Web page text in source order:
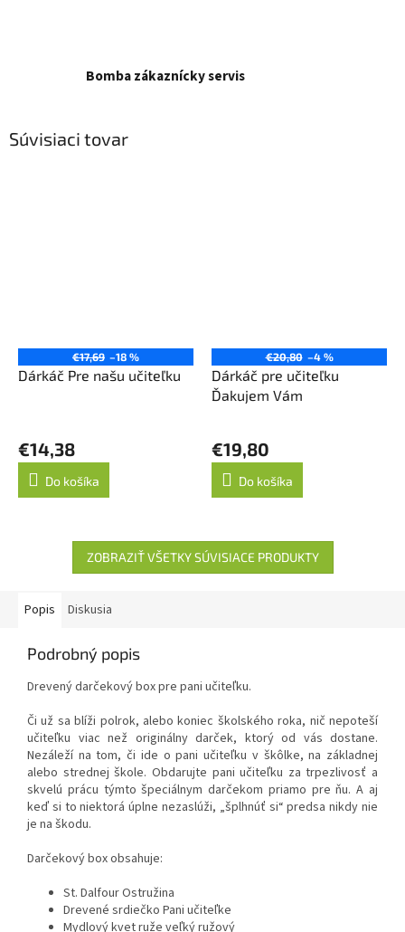
Bomba zákaznícky servis
Súvisiaci tovar
€17,69 –18 %
Dárkáč Pre našu učiteľku
€14,38
Do košíka
€20,80 –4 %
Dárkáč pre učiteľku
Ďakujem Vám
€19,80
Do košíka
ZOBRAZIŤ VŠETKY SÚVISIACE PRODUKTY
Popis Diskusia
Podrobný popis
Drevený darčekový box pre pani učiteľku.
Či už sa blíži polrok, alebo koniec školského roka, nič nepoteší
učiteľku viac než originálny darček, ktorý od vás dostane.
Nezáleží na tom, či ide o pani učiteľku v škôlke, na základnej
alebo strednej škole. Obdarujte pani učiteľku za trpezlivosť a
skvelú prácu týmto špeciálnym darčekom priamo pre ňu. A aj
keď si to niektorá úplne nezaslúži, „šplhnúť si“ predsa nikdy nie
je na škodu.
Darčekový box obsahuje:
St. Dalfour Ostružina
Drevené srdiečko Pani učiteľke
Mydlový kvet ruže veľký ružový